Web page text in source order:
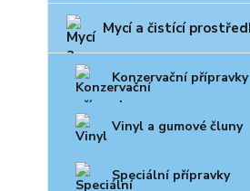
Mycí a čistící
Konzervační přípravky
Vinyl a gumové čluny
Speciální přípravky